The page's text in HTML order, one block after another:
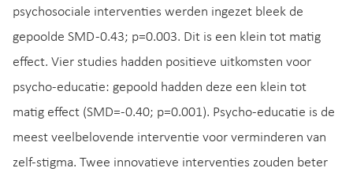
psychosociale interventies werden ingezet bleek de
gepoolde SMD -0.43; p=0.003. Dit is een klein tot matig
effect. Vier studies hadden positieve uitkomsten voor
psycho-educatie: gepoold hadden deze een klein tot
matig effect (SMD=-0.40; p=0.001). Psycho-educatie is de
meest veelbelovende interventie voor verminderen van
zelf-stigma. Twee innovatieve interventies zouden beter